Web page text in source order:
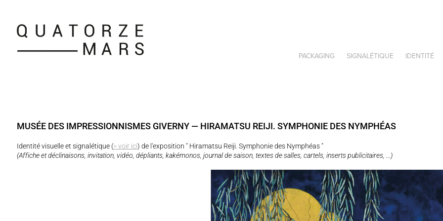
PACKAGING SIGNALÉTIQUE IDENTITÉ
MUSÉE DES IMPRESSIONNISMES GIVERNY — HIRAMATSU REIJI. SYMPHONIE DES NYMPHÉAS
Identité visuelle et signalétique (> voir ici) de l'exposition " Hiramatsu Reiji. Symphonie des Nymphéas "
(Affiche et déclinaisons, invitation, vidéo, dépliants, kakémonos, journal de saison, textes de salles, cartels, inserts publicitaires, ...)